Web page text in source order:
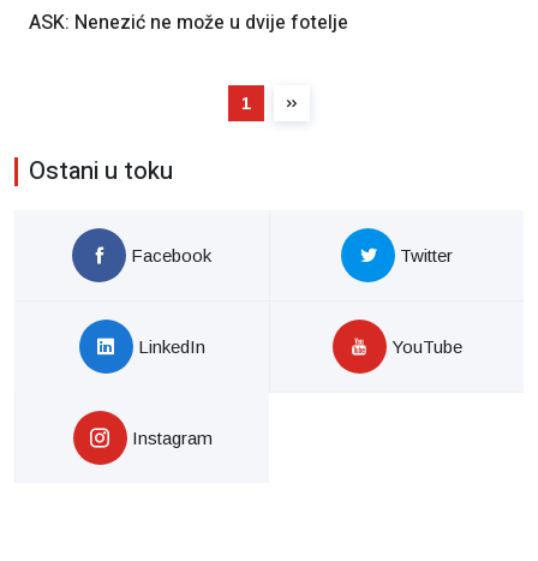
ASK: Nenezić ne može u dvije fotelje
1
Ostani u toku
Facebook Twitter
LinkedIn YouTube
Instagram